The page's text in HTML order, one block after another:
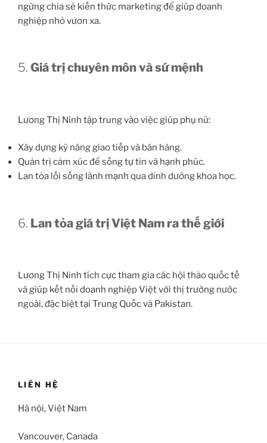
ngừng chia sẻ kiến thức marketing để giúp doanh
nghiệp nhỏ vươn xa.
5. Giá trị chuyên môn và sứ mệnh
Lương Thị Ninh tập trung vào việc giúp phụ nữ:
Xây dựng kỹ năng giao tiếp và bán hàng.
Quản trị cảm xúc để sống tự tin và hạnh phúc.
Lan tỏa lối sống lành mạnh qua dinh dưỡng khoa học.
6. Lan tỏa giá trị Việt Nam ra thế giới
Lương Thị Ninh tích cực tham gia các hội thảo quốc tế
và giúp kết nối doanh nghiệp Việt với thị trường nước
ngoài, đặc biệt tại Trung Quốc và Pakistan.
LIÊN HỆ
Hà nội, Việt Nam
Vancouver, Canada